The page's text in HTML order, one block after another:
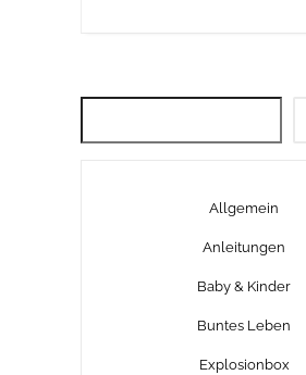
Allgemein
Anleitungen
Baby & Kinder
Buntes Leben
Explosionbox